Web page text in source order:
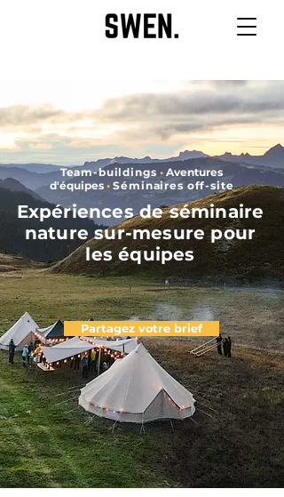
Team-buildings • Aventures
d'équipes • Séminaires off-site
Expériences de séminaire
nature sur-mesure pour
les équipes
Partagez votre brief